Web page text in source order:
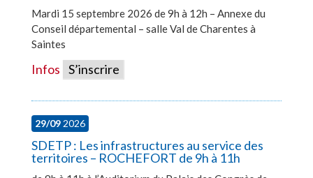
Mardi 15 septembre 2026 de 9h à 12h – Annexe du
Conseil départemental – salle Val de Charentes à
Saintes
Infos S’inscrire
29/092026
SDETP : Les infrastructures au service des
territoires – ROCHEFORT de 9h à 11h